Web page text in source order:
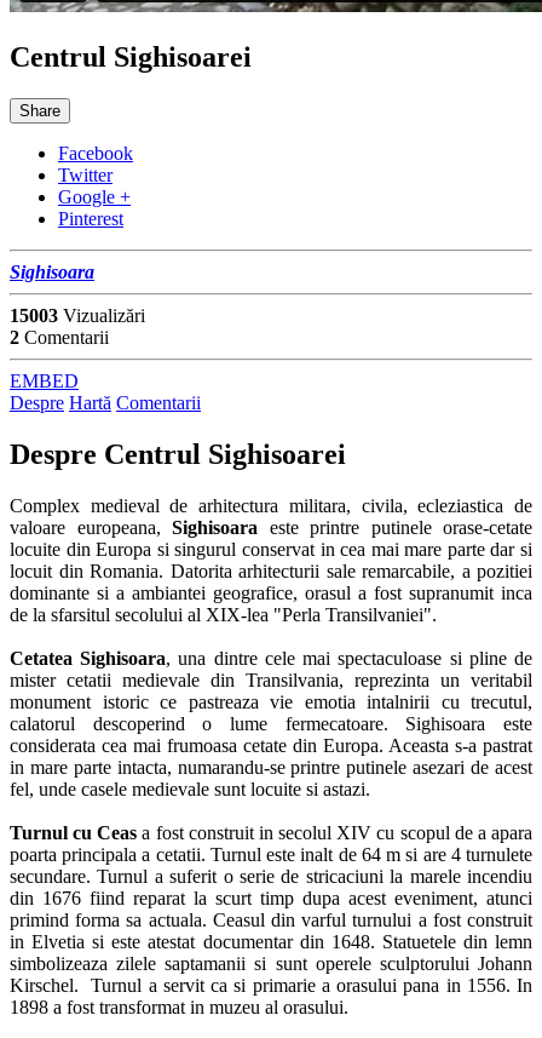
Centrul Sighisoarei
Share
Facebook
Twitter
Google +
Pinterest
Sighisoara
15003 Vizualizări
2 Comentarii
EMBED
Despre Hartă Comentarii
Despre Centrul Sighisoarei
Complex medieval de arhitectura militara, civila, ecleziastica de
valoare europeana, Sighisoara este printre putinele orase-cetate
locuite din Europa si singurul conservat in cea mai mare parte dar si
locuit din Romania. Datorita arhitecturii sale remarcabile, a pozitiei
dominante si a ambiantei geografice, orasul a fost supranumit inca
de la sfarsitul secolului al XIX-lea "Perla Transilvaniei".
Cetatea Sighisoara, una dintre cele mai spectaculoase si pline de
mister cetatii medievale din Transilvania, reprezinta un veritabil
monument istoric ce pastreaza vie emotia intalnirii cu trecutul,
calatorul descoperind o lume fermecatoare. Sighisoara este
considerata cea mai frumoasa cetate din Europa. Aceasta s-a pastrat
in mare parte intacta, numarandu-se printre putinele asezari de acest
fel, unde casele medievale sunt locuite si astazi.
Turnul cu Ceas a fost construit in secolul XIV cu scopul de a apara
poarta principala a cetatii. Turnul este inalt de 64 m si are 4 turnulete
secundare. Turnul a suferit o serie de stricaciuni la marele incendiu
din 1676 fiind reparat la scurt timp dupa acest eveniment, atunci
primind forma sa actuala. Ceasul din varful turnului a fost construit
in Elvetia si este atestat documentar din 1648. Statuetele din lemn
simbolizeaza zilele saptamanii si sunt operele sculptorului Johann
Kirschel. Turnul a servit ca si primarie a orasului pana in 1556. In
1898 a fost transformat in muzeu al orasului.